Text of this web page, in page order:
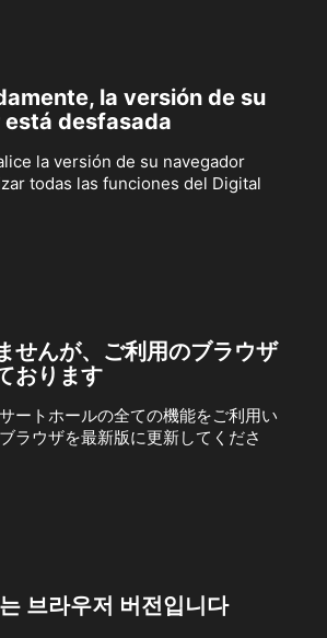
la versión de su
desfasada
la versión de su navegador
todas las funciones del Digital
せんが、ご利用のブラウザ
おります
ートホールの全ての機能をご利用い
ラウザを最新版に更新してくださ
브라우저 버전입니다